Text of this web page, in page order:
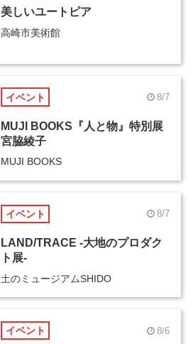
美しいユートピア
高崎市美術館
イベント 8/7
MUJI BOOKS『人と物』特別展
宮脇綾子
MUJI BOOKS
イベント 8/7
LAND/TRACE -大地のプロダク
ト展-
土のミュージアムSHIDO
イベント 8/6